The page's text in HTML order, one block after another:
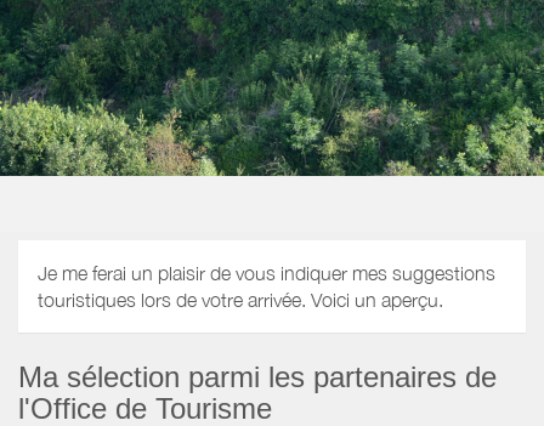
Je me ferai un plaisir de vous indiquer mes suggestions
touristiques lors de votre arrivée. Voici un aperçu.
Ma sélection parmi les partenaires de
l'Office de Tourisme